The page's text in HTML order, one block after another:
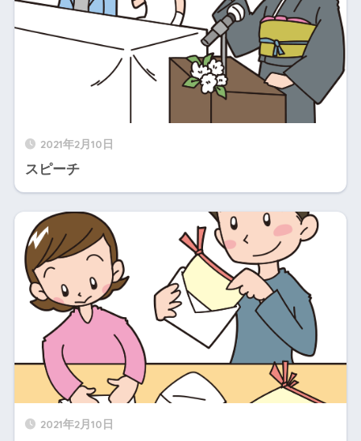
2021年2月10日
スピーチ
2021年2月10日